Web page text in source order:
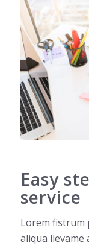
Easy
service
Lorem fistrum
aliqua llevame